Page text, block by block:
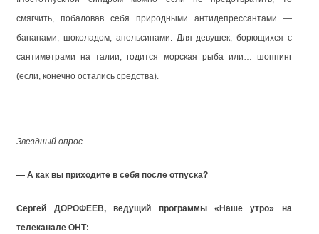
смягчить, побаловав себя природными антидепрессантами —
бананами, шоколадом, апельсинами. Для девушек, борющихся с
сантиметрами на талии, годится морская рыба или… шоппинг
(если, конечно остались средства).
Звездный опрос
— А как вы приходите в себя после отпуска?
Сергей ДОРОФЕЕВ, ведущий программы «Наше утро» на
телеканале ОНТ: